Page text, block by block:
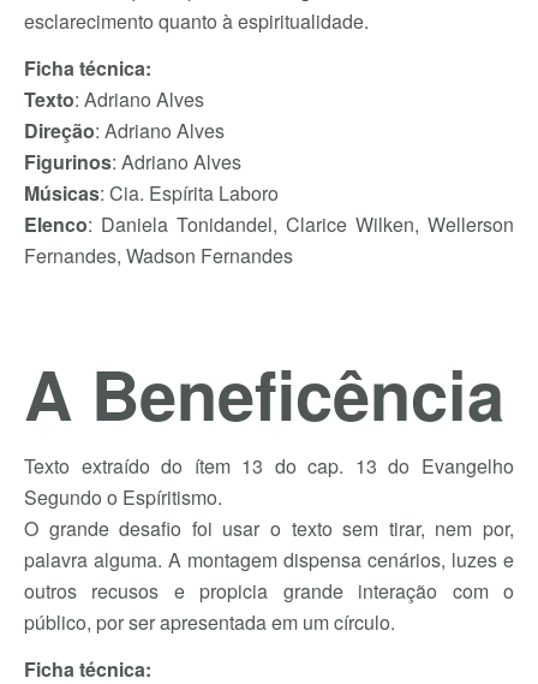
esclarecimento quanto à espiritualidade.
Ficha técnica:
Texto: Adriano Alves
Direção: Adriano Alves
Figurinos: Adriano Alves
Músicas: Cia. Espírita Laboro
Elenco: Daniela Tonidandel, Clarice Wilken, Wellerson
Fernandes, Wadson Fernandes
A Beneficência
Texto extraído do ítem 13 do cap. 13 do Evangelho
Segundo o Espíritismo.
O grande desafio foi usar o texto sem tirar, nem por,
palavra alguma. A montagem dispensa cenários, luzes e
outros recusos e propicia grande interação com o
público, por ser apresentada em um círculo.
Ficha técnica: